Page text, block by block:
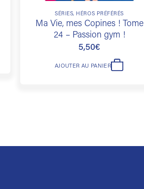
SÉRIES, HÉROS PRÉFÉRÉS
Ma Vie, mes Copines ! Tome
24 – Passion gym !
5,50€
AJOUTER AU PANIER